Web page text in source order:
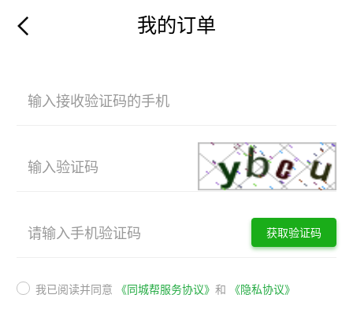
我的订单
我已阅读并同意 《同城帮服务协议》 和 《隐私协议》